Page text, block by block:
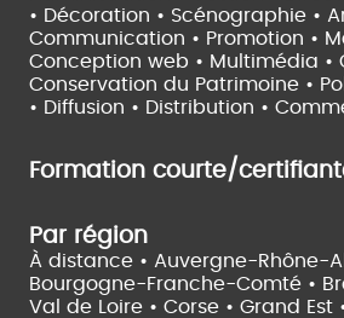
• Décoration • Scénographie •
Communication • Promotion •
Conception web • Multimédia •
Conservation du Patrimoine •
• Diffusion • Distribution •
Formation courte/
Par région
À distance • Auvergne-Rhône-
Bourgogne-Franche-Comté •
Val de Loire • Corse • Grand Est